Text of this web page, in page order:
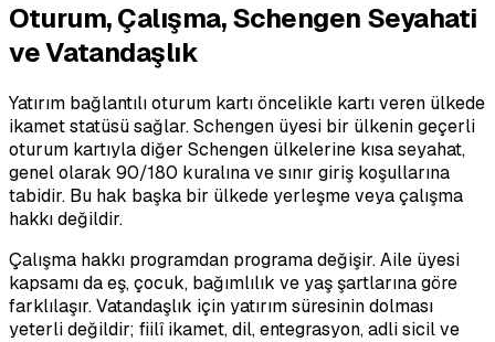
Oturum, Çalışma, Schengen Seyahati
ve Vatandaşlık
Yatırım bağlantılı oturum kartı öncelikle kartı veren ülkede
ikamet statüsü sağlar. Schengen üyesi bir ülkenin geçerli
oturum kartıyla diğer Schengen ülkelerine kısa seyahat,
genel olarak 90/180 kuralına ve sınır giriş koşullarına
tabidir. Bu hak başka bir ülkede yerleşme veya çalışma
hakkı değildir.
Çalışma hakkı programdan programa değişir. Aile üyesi
kapsamı da eş, çocuk, bağımlılık ve yaş şartlarına göre
farklılaşır. Vatandaşlık için yatırım süresinin dolması
yeterli değildir; fiilî ikamet, dil, entegrasyon, adli sicil ve